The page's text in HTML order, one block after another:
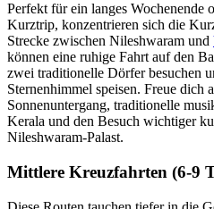
Perfekt für ein langes Wochenende
Kurztrip, konzentrieren sich die
Strecke zwischen Nileshwaram und
können eine ruhige Fahrt auf den
zwei traditionelle Dörfer besuchen
Sternenhimmel speisen. Freue dich
Sonnenuntergang, traditionelle
Kerala und den Besuch wichtiger
Nileshwaram-Palast.
Mittlere Kreuzfahrten (6-9